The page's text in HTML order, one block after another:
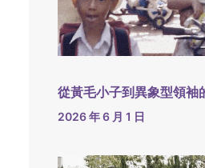
從黃毛小子到異象型領袖
2026 年 6 月 1 日